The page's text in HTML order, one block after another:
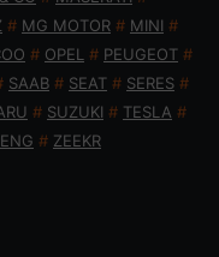
# MG MOTOR # MINI #
# OPEL # PEUGEOT #
SAAB # SEAT # SERES #
# SUZUKI # TESLA #
# ZEEKR